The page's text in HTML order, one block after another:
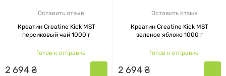
Оставить отзыв
Креатин Creatine Kick MST
персиковый чай 1000 г
Готов к отправке
2 694₴
Оставить отзыв
Креатин Creatine Kick MST
зеленое яблоко 1000 г
Готов к отправке
2 694₴